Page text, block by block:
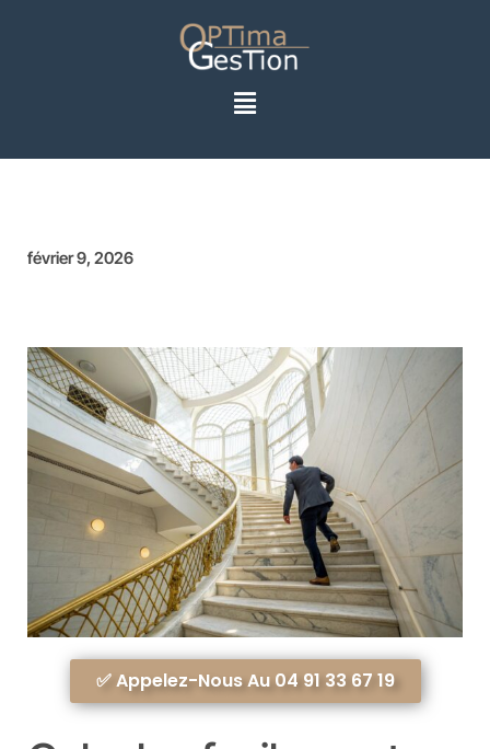
février 9, 2026
✅ Appelez-Nous Au 04 91 33 67 19